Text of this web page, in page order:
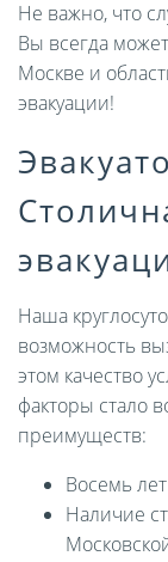
Не важно, что
Вы всегда
Москве и
эвакуации!
Наша
возможность
этом качество
факторы стало
преимуществ:
Восемь
Наличие